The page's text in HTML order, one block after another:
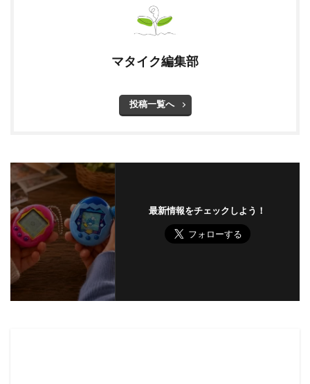
マタイク編集部
投稿一覧へ
最新情報をチェックしよう！